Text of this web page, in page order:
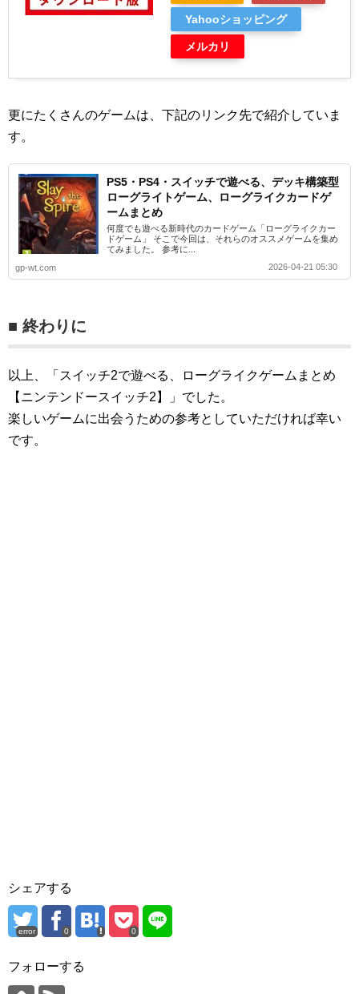
Yahooショッピング
メルカリ
更にたくさんのゲームは、下記のリンク先で紹介していま
す。
PS5・PS4・スイッチで遊べる、デッキ構築型
ローグライトゲーム、ローグライクカードゲ
ームまとめ
何度でも遊べる新時代のカードゲーム「ローグライクカー
ドゲーム」 そこで今回は、それらのオススメゲームを集め
てみました。 参考に...
gp-wt.com
2026-04-21 05:30
■ 終わりに
以上、「スイッチ2で遊べる、ローグライクゲームまとめ
【ニンテンドースイッチ2】」でした。
楽しいゲームに出会うための参考としていただければ幸い
です。
シェアする
error 0 0
フォローする